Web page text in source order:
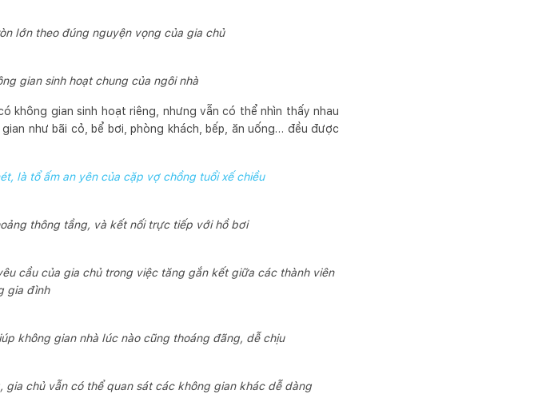
lớn theo đúng nguyện vọng của gia chủ
gian sinh hoạt chung của ngôi nhà
không gian sinh hoạt riêng, nhưng vẫn có thể nhìn thấy nhau
như bãi cỏ, bể bơi, phòng khách, bếp, ăn uống… đều được
là tổ ấm an yên của cặp vợ chồng tuổi xế chiều
thông tầng, và kết nối trực tiếp với hồ bơi
cầu của gia chủ trong việc tăng gắn kết giữa các thành viên
gia đình
không gian nhà lúc nào cũng thoáng đãng, dễ chịu
chủ vẫn có thể quan sát các không gian khác dễ dàng